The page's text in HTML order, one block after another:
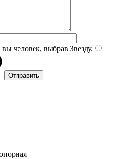
человек, выбрав Звезду.